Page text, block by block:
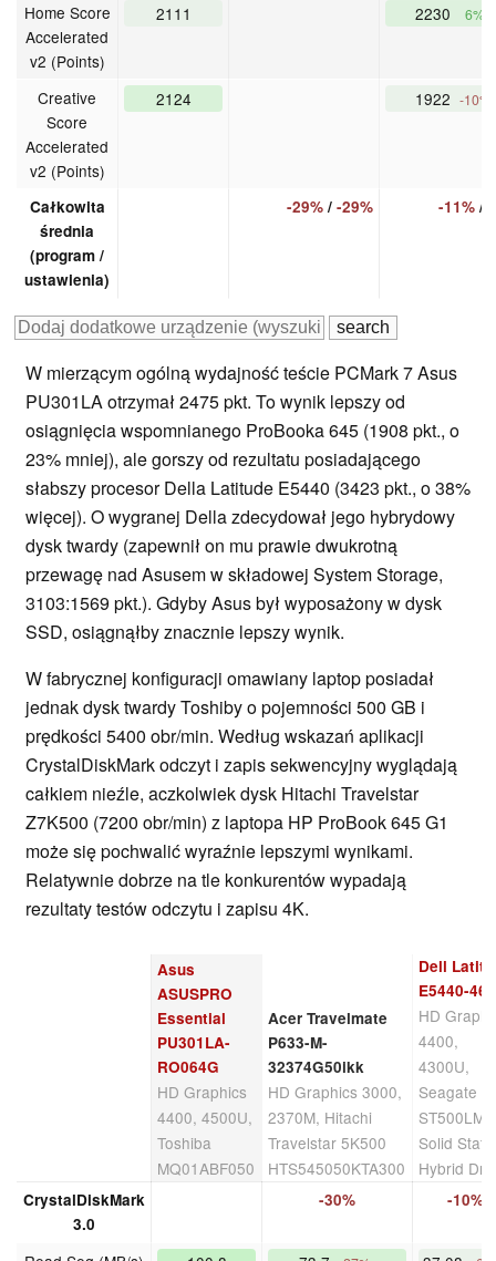
Home Score
Accelerated
v2 (Points)
2111 2230 6%
Creative
Score
Accelerated
v2 (Points)
2124 1922 -10%
Całkowita
średnia
(program /
ustawienia)
-29%/ -29% -11%/
W mierzącym ogólną wydajność teście PCMark 7 Asus
PU301LA otrzymał 2475 pkt. To wynik lepszy od
osiągnięcia wspomnianego ProBooka 645 (1908 pkt., o
23% mniej), ale gorszy od rezultatu posiadającego
słabszy procesor Della Latitude E5440 (3423 pkt., o 38%
więcej). O wygranej Della zdecydował jego hybrydowy
dysk twardy (zapewnił on mu prawie dwukrotną
przewagę nad Asusem w składowej System Storage,
3103:1569 pkt.). Gdyby Asus był wyposażony w dysk
SSD, osiągnąłby znacznie lepszy wynik.
W fabrycznej konfiguracji omawiany laptop posiadał
jednak dysk twardy Toshiby o pojemności 500 GB i
prędkości 5400 obr/min. Według wskazań aplikacji
CrystalDiskMark odczyt i zapis sekwencyjny wyglądają
całkiem nieźle, aczkolwiek dysk Hitachi Travelstar
Z7K500 (7200 obr/min) z laptopa HP ProBook 645 G1
może się pochwalić wyraźnie lepszymi wynikami.
Relatywnie dobrze na tle konkurentów wypadają
rezultaty testów odczytu i zapisu 4K.
Asus
ASUSPRO
Essential
PU301LA-
RO064G
HD Graphics
4400, 4500U,
Toshiba
MQ01ABF050
Acer Travelmate
P633-M-
32374G50ikk
HD Graphics 3000,
2370M, Hitachi
Travelstar 5K500
HTS545050KTA300
Dell
E5440-
HD
4400,
4300U,
Seagate
Solid State
Hybrid
CrystalDiskMark
3.0
-30% -10%